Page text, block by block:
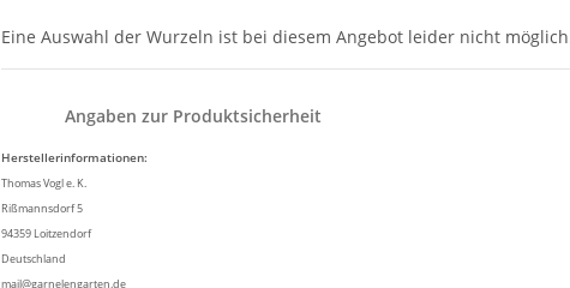
Eine Auswahl der Wurzeln ist bei diesem Angebot leider nicht
Angaben zur Produktsicherheit
Herstellerinformationen:
Thomas Vogl e. K.
Rißmannsdorf 5
94359 Loitzendorf
Deutschland
mail@garnelengarten.de